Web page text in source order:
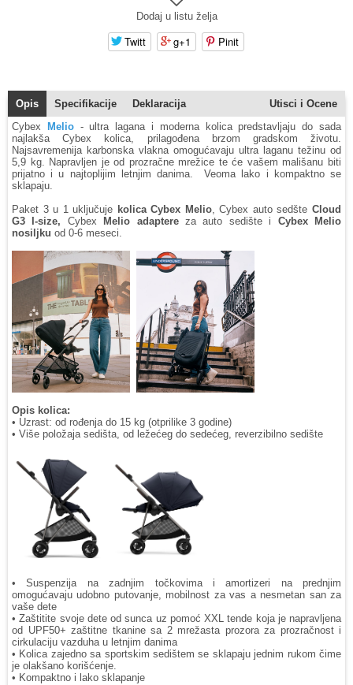
Dodaj u listu želja
Twitt g+1 Pinit
Opis Specifikacije Deklaracija
Utisci i Ocene
Cybex
Melio- ultra lagana i moderna kolica predstavljaju do sada
najlakša Cybex kolica, prilagođena brzom gradskom životu.
Najsavremenija karbonska vlakna omogućavaju ultra laganu težinu od
5,9 kg. Napravljen je od prozračne mrežice te će vašem mališanu biti
prijatno i u najtoplijim letnjim danima. Veoma lako i kompaktno se
sklapaju.
Paket 3 u 1 uključuje kolica Cybex Melio, Cybex auto sedšteCloud
G3 I-size, Cybex Melio adaptereza auto sedište i Cybex Melio
nosiljku od 0-6 meseci.
Opis kolica:
• Uzrast: od rođenja do 15 kg (otprilike 3 godine)
• Više položaja sedišta, od ležećeg do sedećeg, reverzibilno sedište
• Suspenzija na zadnjim točkovima i amortizeri na prednjim
omogućavaju udobno putovanje, mobilnost za vas a nesmetan san za
vaše dete
• Zaštitite svoje dete od sunca uz pomoć XXL tende koja je napravljena
od UPF50+ zaštitne tkanine sa 2 mrežasta prozora za prozračnost i
cirkulaciju vazduha u letnjim danima
• Kolica zajedno sa sportskim sedištem se sklapaju jednim rukom čime
je olakšano korišćenje.
• Kompaktno i lako sklapanje